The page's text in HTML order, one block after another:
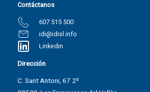
Contáctanos
607 515 500
idi@idisl.info
Linkedin
Dirección
C. Sant Antoni, 67 2º